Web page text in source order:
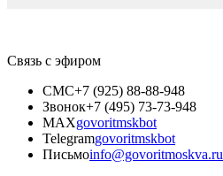
Связь с эфиром
СМС+7 (925) 88-88-948
Звонок+7 (495) 73-73-948
MAXgovoritmskbot
Telegramgovoritmskbot
Письмоinfo@govoritmoskva.ru